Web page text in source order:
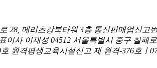
28, 메리츠강북타워 3층 통신판매업신고
이사 이재성 04512 서울특별시 중구 칠패
원격평생교육시설신고 제 원격-376호ㅣ